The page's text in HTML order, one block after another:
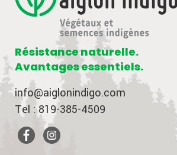
Résistance naturelle.
Avantages essentiels.
info@aiglonindigo.com
Tel : 819-385-4509